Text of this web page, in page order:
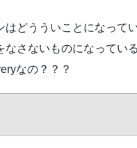
はどうういことになって
なさないものになってい
なの？？？